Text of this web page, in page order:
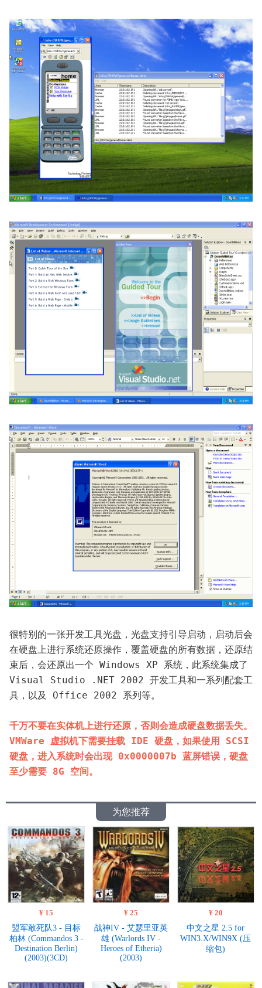
很特别的一张开发工具光盘，光盘支持引导启动，启动后会
在硬盘上进行系统还原操作，覆盖硬盘的所有数据，还原结
束后，会还原出一个 Windows XP 系统，此系统集成了
Visual Studio .NET 2002 开发工具和一系列配套工
具，以及 Office 2002 系列等。
千万不要在实体机上进行还原，否则会造成硬盘数据丢失。
VMWare 虚拟机下需要挂载 IDE 硬盘，如果使用 SCSI
硬盘，进入系统时会出现 0x0000007b 蓝屏错误，硬盘
至少需要 8G 空间。
为您推荐
¥ 15
盟军敢死队3 - 目标
柏林 (Commandos 3 -
Destination Berlin)
(2003)(3CD)
¥ 25
战神IV - 艾瑟里亚英
雄 (Warlords IV -
Heroes of Etheria)
(2003)
¥ 20
中文之星 2.5 for
WIN3.X/WIN9X (压
缩包)